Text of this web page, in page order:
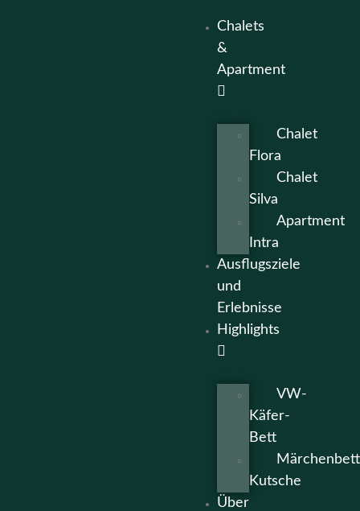
Chalets
&
Apartment
Chalet
Flora
Chalet
Silva
Apartment
Intra
Ausflugsziele
und
Erlebnisse
Highlights
VW-
Käfer-
Bett
Märchenbett
Kutsche
Über